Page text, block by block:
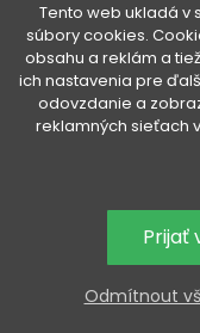
Tento web ukladá v
súbory cookies.
obsahu a reklám a
ich nastavenia pre
odovzdanie a
reklamných sieťach
Prijať
Odmítnout